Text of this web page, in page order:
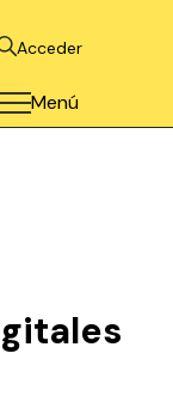
Acceder
Menú